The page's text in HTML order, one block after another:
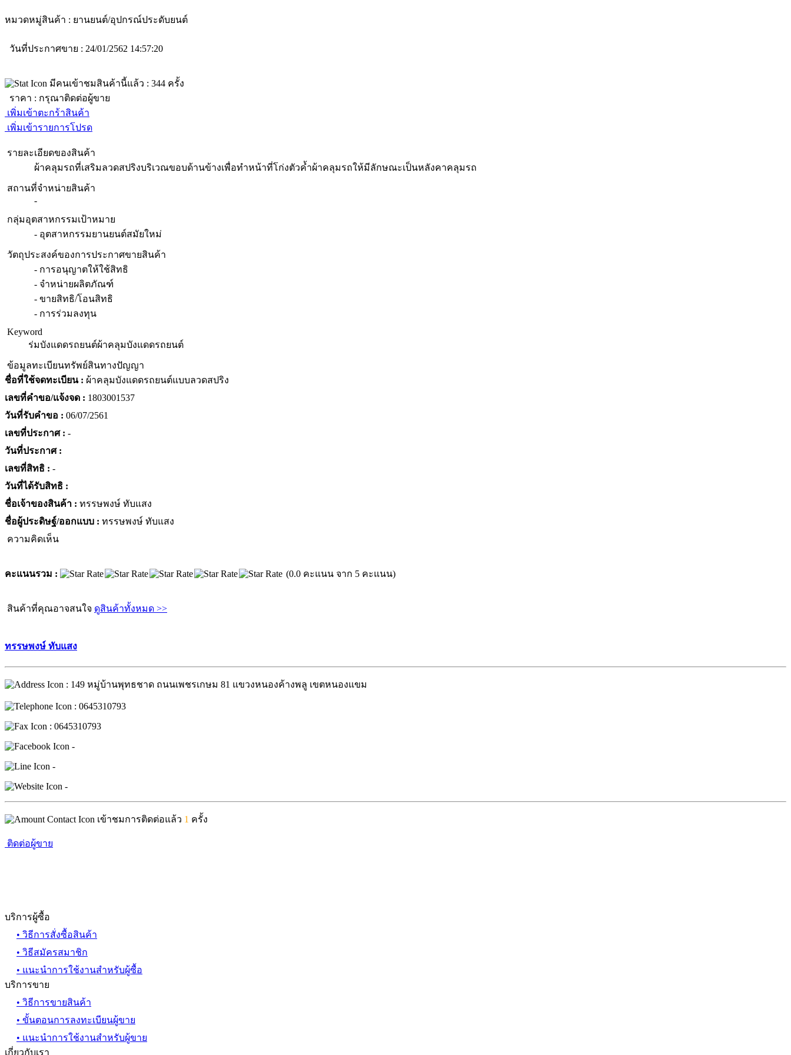
หมวดหมู่สินค้า : ยานยนต์/อุปกรณ์ประดับยนต์
วันที่ประกาศขาย : 24/01/2562 14:57:20
มีคนเข้าชมสินค้านี้แล้ว : 344 ครั้ง
ราคา : กรุณาติดต่อผู้ขาย
เพิ่มเข้าตะกร้าสินค้า
เพิ่มเข้ารายการโปรด
รายละเอียดของสินค้า
ผ้าคลุมรถที่เสริมลวดสปริงบริเวณขอบด้านข้างเพื่อทำหน้าที่โก่งตัวค้ำผ้าคลุมรถให้มีลักษณะเป็นหลังคาคลุมรถ
สถานที่จำหน่ายสินค้า
-
กลุ่มอุตสาหกรรมเป้าหมาย
- อุตสาหกรรมยานยนต์สมัยใหม่
วัตถุประสงค์ของการประกาศขายสินค้า
- การอนุญาตให้ใช้สิทธิ
- จำหน่ายผลิตภัณฑ์
- ขายสิทธิ/โอนสิทธิ
- การร่วมลงทุน
Keyword
ร่มบังแดดรถยนต์ผ้าคลุมบังแดดรถยนต์
ข้อมูลทะเบียนทรัพย์สินทางปัญญา
ชื่อที่ใช้จดทะเบียน : ผ้าคลุมบังแดดรถยนต์แบบลวดสปริง
เลขที่คำขอ/แจ้งจด : 1803001537
วันที่รับคำขอ : 06/07/2561
เลขที่ประกาศ : -
วันที่ประกาศ :
เลขที่สิทธิ : -
วันที่ได้รับสิทธิ :
ชื่อเจ้าของสินค้า : ทรรษพงษ์ ทับแสง
ชื่อผู้ประดิษฐ์/ออกแบบ : ทรรษพงษ์ ทับแสง
ความคิดเห็น
คะแนนรวม : (0.0 คะแนน จาก 5 คะแนน)
สินค้าที่คุณอาจสนใจ ดูสินค้าทั้งหมด >>
ทรรษพงษ์ ทับแสง
: 149 หมู่บ้านพุทธชาด ถนนเพชรเกษม 81 แขวงหนองค้างพลู เขตหนองแขม
: 0645310793
: 0645310793
-
-
-
เข้าชมการติดต่อแล้ว 1 ครั้ง
ติดต่อผู้ขาย
บริการผู้ซื้อ
• วิธีการสั่งซื้อสินค้า
• วิธีสมัครสมาชิก
• แนะนำการใช้งานสำหรับผู้ซื้อ
บริการขาย
• วิธีการขายสินค้า
• ขั้นตอนการลงทะเบียนผู้ขาย
• แนะนำการใช้งานสำหรับผู้ขาย
เกี่ยวกับเรา